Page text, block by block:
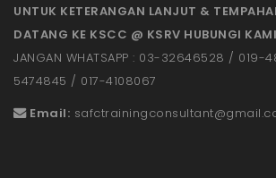
UNTUK KETERANGAN LANJUT &
DATANG KE KSCC @ KSRV HUBUNGI
JANGAN WHATSAPP : 03-32646528 / 019-
5474845 / 017-4108067
Email: safctrainingconsultant@gmail.